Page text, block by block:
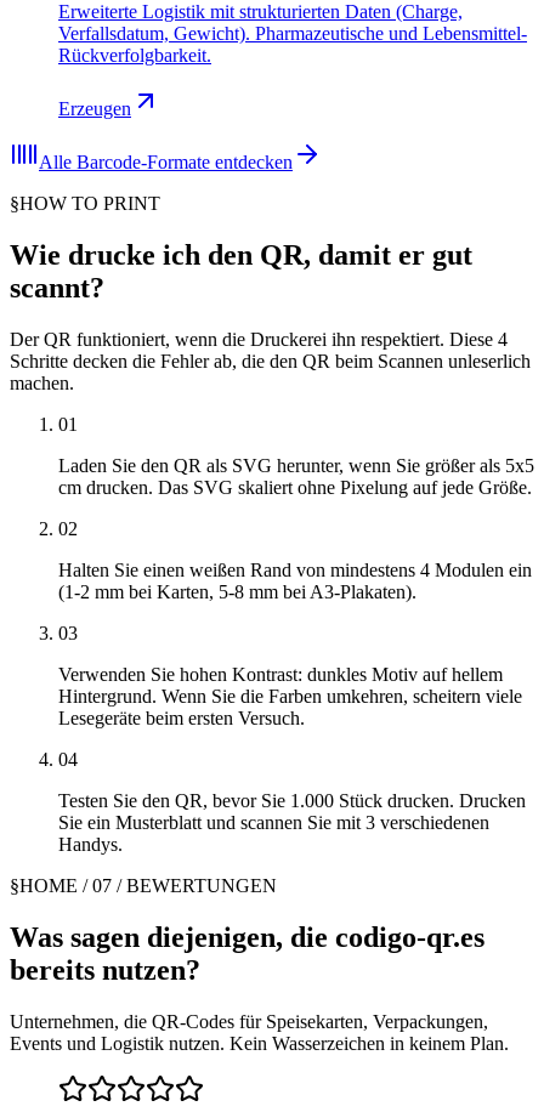
Erweiterte Logistik mit strukturierten Daten (Charge,
Verfallsdatum, Gewicht). Pharmazeutische und Lebensmittel-
Rückverfolgbarkeit.
Erzeugen
Alle Barcode-Formate entdecken
§HOW TO PRINT
Wie drucke ich den QR, damit er gut
scannt?
Der QR funktioniert, wenn die Druckerei ihn respektiert. Diese 4
Schritte decken die Fehler ab, die den QR beim Scannen unleserlich
machen.
01
Laden Sie den QR als SVG herunter, wenn Sie größer als 5x5
cm drucken. Das SVG skaliert ohne Pixelung auf jede Größe.
02
Halten Sie einen weißen Rand von mindestens 4 Modulen ein
(1-2 mm bei Karten, 5-8 mm bei A3-Plakaten).
03
Verwenden Sie hohen Kontrast: dunkles Motiv auf hellem
Hintergrund. Wenn Sie die Farben umkehren, scheitern viele
Lesegeräte beim ersten Versuch.
04
Testen Sie den QR, bevor Sie 1.000 Stück drucken. Drucken
Sie ein Musterblatt und scannen Sie mit 3 verschiedenen
Handys.
§HOME / 07 / BEWERTUNGEN
Was sagen diejenigen, die codigo-qr.es
bereits nutzen?
Unternehmen, die QR-Codes für Speisekarten, Verpackungen,
Events und Logistik nutzen. Kein Wasserzeichen in keinem Plan.